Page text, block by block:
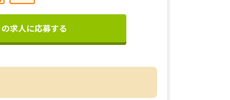
求人に応募する